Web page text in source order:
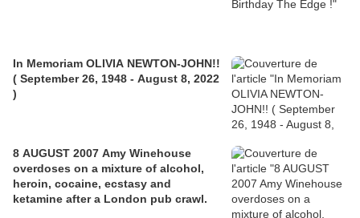
In Memoriam OLIVIA NEWTON-JOHN!!
( September 26, 1948 - August 8, 2022
)
8 AUGUST 2007 Amy Winehouse
overdoses on a mixture of alcohol,
heroin, cocaine, ecstasy and
ketamine after a London pub crawl.